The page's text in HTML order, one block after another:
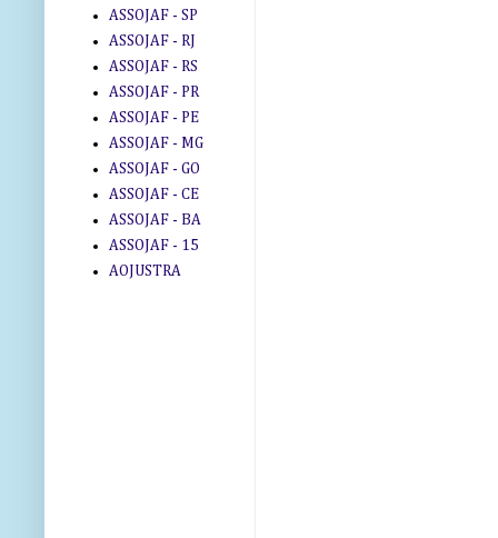
ASSOJAF - SP
ASSOJAF - RJ
ASSOJAF - RS
ASSOJAF - PR
ASSOJAF - PE
ASSOJAF - MG
ASSOJAF - GO
ASSOJAF - CE
ASSOJAF - BA
ASSOJAF - 15
AOJUSTRA